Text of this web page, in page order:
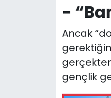
-
Ancak
gençlik